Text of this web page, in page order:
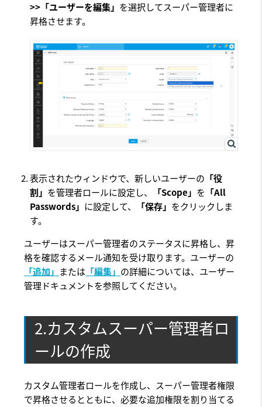
>>「ユーザーを編集」 を選択してスーパー管理者に
昇格させます。
表示されたウィンドウで、新しいユーザーの 「役
割」 を管理者ロールに設定し、 「Scope」 を 「All
Passwords」 に設定して、 「保存」 をクリックしま
す。
ユーザーはスーパー管理者のステータスに昇格し、昇
格を確認するメール通知を受け取ります。ユーザーの
「追加」 または 「編集」 の詳細については、ユーザー
管理ドキュメントを参照してください。
2.カスタムスーパー管理者ロ
ールの作成
カスタム管理者ロールを作成し、スーパー管理者権限
で昇格させるとともに、必要な追加権限を割り当てる